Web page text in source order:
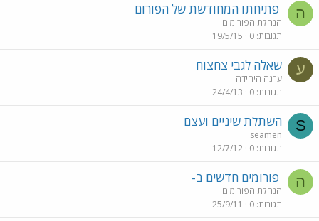
ה פתיחתו המחודשת של הפורום
הנהלת הפורומים
תגובות 0
19/5/15
ע שאלה לגבי צחצוח
ערגה היחידה
תגובות 0
24/4/13
S השתלת שיניים ועצם
seamen
תגובות 0
12/7/12
ה פורומים חדשים ב-
הנהלת הפורומים
תגובות 0
25/9/11